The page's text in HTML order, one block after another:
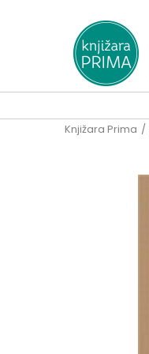
Knjižara Prima